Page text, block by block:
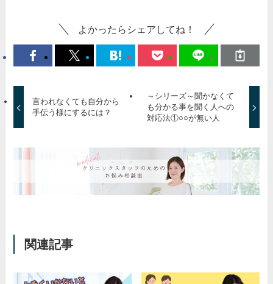
よかったらシェアしてね！
言われなくても自分から
手伝う様にするには？
～シリーズ～聞かなくて
も分かる事を聞く人への
対応法①○○が無い人
関連記事